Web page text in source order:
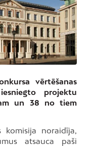
vērtēšanas
projektu
un 38 no tiem
komisija noraidīja,
atsauca paši